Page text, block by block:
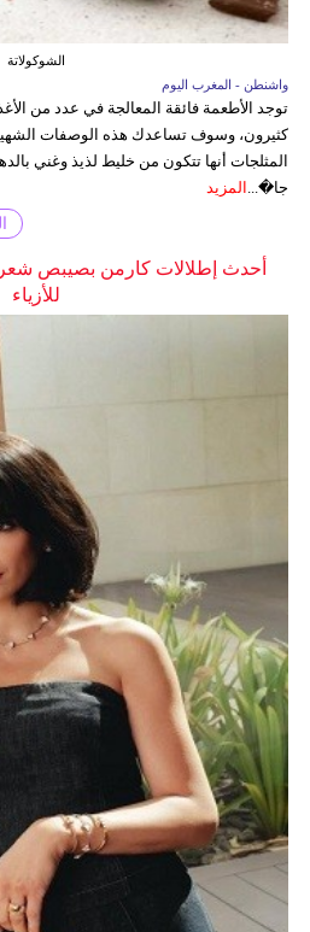
الشوكولاتة
واشنطن - المغرب اليوم
توجد الأطعمة فائقة المعالجة في عدد من
كثيرون، وسوف تساعدك هذه الوصفات
المثلجات أنها تتكون من خليط لذيذ وغني
جا�... المزيد
أحدث إطلالات كارمن بصيبص
للأزياء